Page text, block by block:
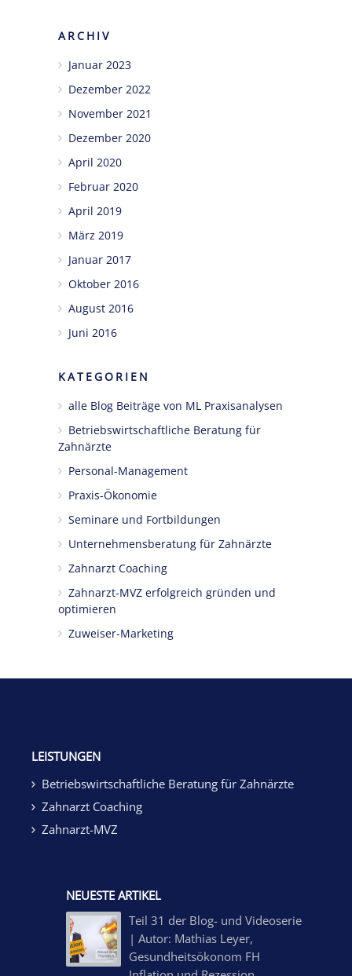
ARCHIV
Januar 2023
Dezember 2022
November 2021
Dezember 2020
April 2020
Februar 2020
April 2019
März 2019
Januar 2017
Oktober 2016
August 2016
Juni 2016
KATEGORIEN
alle Blog Beiträge von ML Praxisanalysen
Betriebswirtschaftliche Beratung für
Zahnärzte
Personal-Management
Praxis-Ökonomie
Seminare und Fortbildungen
Unternehmensberatung für Zahnärzte
Zahnarzt Coaching
Zahnarzt-MVZ erfolgreich gründen und
optimieren
Zuweiser-Marketing
LEISTUNGEN
Betriebswirtschaftliche Beratung für Zahnärzte
Zahnarzt Coaching
Zahnarzt-MVZ
NEUESTE ARTIKEL
Teil 31 der Blog- und Videoserie
| Autor: Mathias Leyer,
Gesundheitsökonom FH